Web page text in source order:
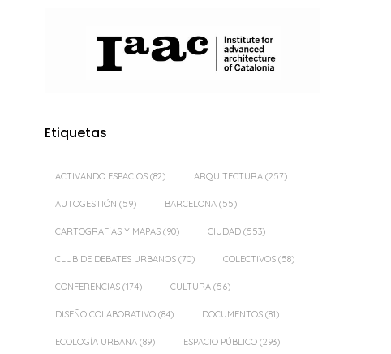
Etiquetas
ACTIVANDO ESPACIOS (82) ARQUITECTURA (257)
AUTOGESTIÓN (59) BARCELONA (55)
CARTOGRAFÍAS Y MAPAS (90) CIUDAD (553)
CLUB DE DEBATES URBANOS (70) COLECTIVOS (58)
CONFERENCIAS (174) CULTURA (56)
DISEÑO COLABORATIVO (84) DOCUMENTOS (81)
ECOLOGÍA URBANA (89) ESPACIO PÚBLICO (293)